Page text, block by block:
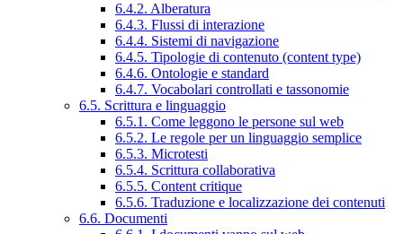
6.4.2. Alberatura
6.4.3. Flussi di interazione
6.4.4. Sistemi di navigazione
6.4.5. Tipologie di contenuto (content type)
6.4.6. Ontologie e standard
6.4.7. Vocabolari controllati e tassonomie
6.5. Scrittura e linguaggio
6.5.1. Come leggono le persone sul web
6.5.2. Le regole per un linguaggio semplice
6.5.3. Microtesti
6.5.4. Scrittura collaborativa
6.5.5. Content critique
6.5.6. Traduzione e localizzazione dei contenuti
6.6. Documenti